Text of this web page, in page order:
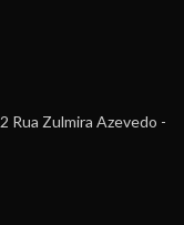
Rua Zulmira Azevedo -